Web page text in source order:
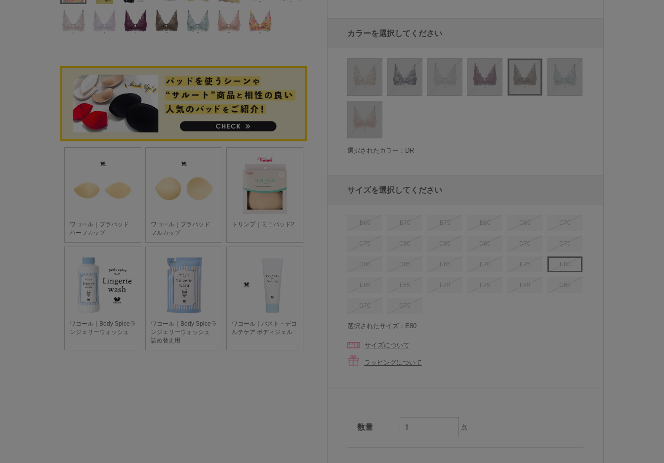
カラーを選択してください
選択されたカラー：DR
サイズを選択してください
B65 B70 B75 B80 C65 C70
C75 C80 C85 D65 D70 D75
D80 D85 E65 E70 E75 E80
E85 F65 F70 F75 F80 G65
G70 G75
選択されたサイズ：E80
サイズについて
ラッピングについて
数量 点